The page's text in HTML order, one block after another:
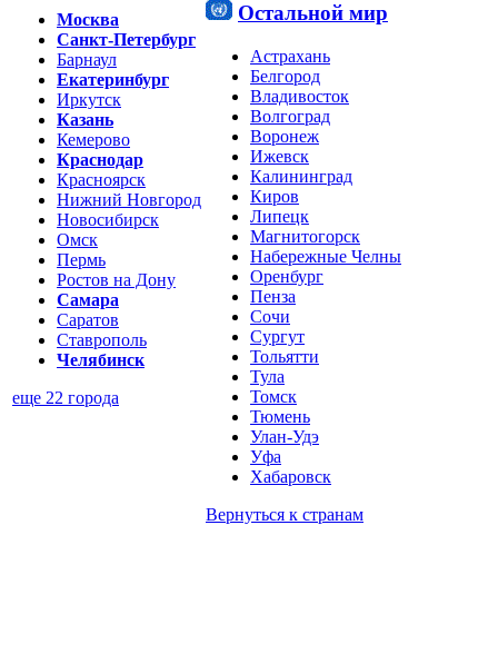
Москва
Санкт-Петербург
Барнаул
Екатеринбург
Иркутск
Казань
Кемерово
Краснодар
Красноярск
Нижний Новгород
Новосибирск
Омск
Пермь
Ростов на Дону
Самара
Саратов
Ставрополь
Челябинск
еще 22 города
Остальной мир
Астрахань
Белгород
Владивосток
Волгоград
Воронеж
Ижевск
Калининград
Киров
Липецк
Магнитогорск
Набережные Челны
Оренбург
Пенза
Сочи
Сургут
Тольятти
Тула
Томск
Тюмень
Улан-Удэ
Уфа
Хабаровск
Вернуться к странам